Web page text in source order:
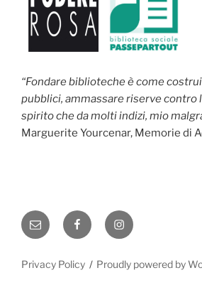
“Fondare biblioteche è come
pubblici, ammassare riserve contro
spirito che da molti indizi, mio
Marguerite Yourcenar, Memorie di
Email FacebookInstagram
Privacy Policy Proudly powered by